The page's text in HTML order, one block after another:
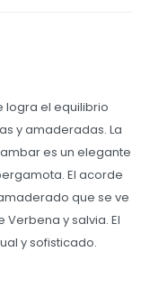
logra el equilibrio
y amaderadas. La
es un elegante
El acorde
que se ve
y salvia. El
y sofisticado.